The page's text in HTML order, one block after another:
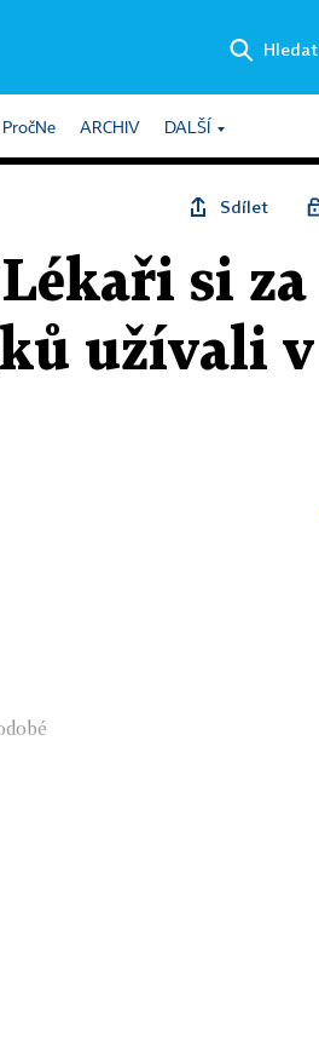
Hledat
PročNe ARCHIV DALŠÍ
Sdílet
si za
užívali v